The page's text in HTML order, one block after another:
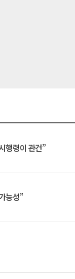
행령이 관건”
능성”